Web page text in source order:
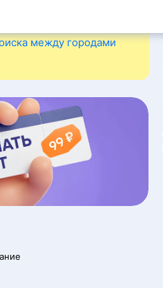
между городами